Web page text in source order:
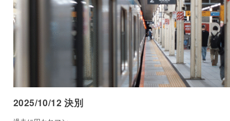
2025/10/12 決別